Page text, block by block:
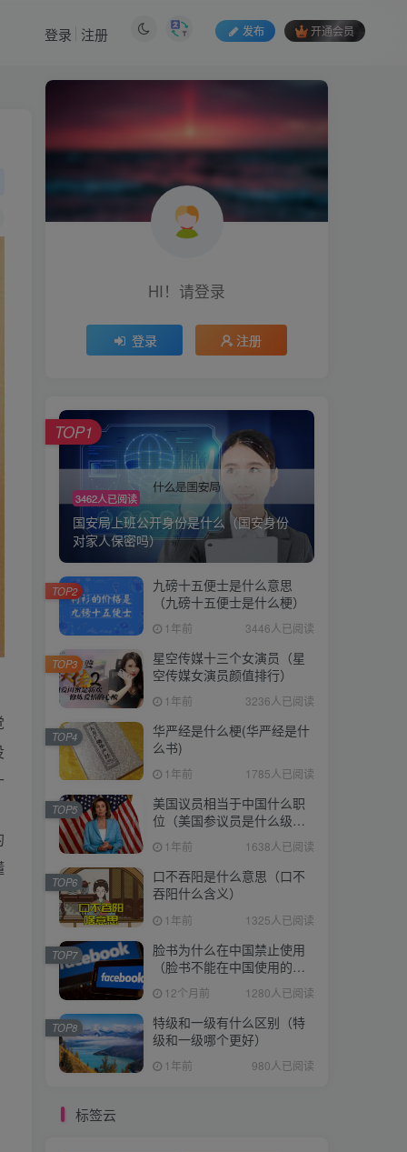
发布 开通会员
登录 注册
HI！请登录
登录 注册
3462人已阅读
国安局上班公开身份是什么（国安身份
对家人保密吗）
TOP1
九磅十五便士是什么意思
（九磅十五便士是什么梗）
1年前 3446人已阅读
TOP2
星空传媒十三个女演员（星
空传媒女演员颜值排行）
1年前 3236人已阅读
TOP3
华严经是什么梗(华严经是什
么书)
1年前 1785人已阅读
TOP4
美国议员相当于中国什么职
位（美国参议员是什么级
别）1年前 1638人已阅读
TOP5
口不吞阳是什么意思（口不
吞阳什么含义）
1年前 1325人已阅读
TOP6
脸书为什么在中国禁止使用
（脸书不能在中国使用的原
12个月前 1280人已阅读
TOP7
特级和一级有什么区别（特
级和一级哪个更好）
1年前 980人已阅读
TOP8
标签云